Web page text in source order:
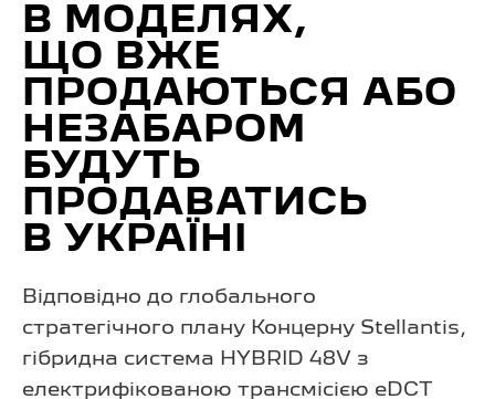
В МОДЕЛЯХ,
ЩО ВЖЕ
ПРОДАЮТЬСЯ АБО
НЕЗАБАРОМ
БУДУТЬ
ПРОДАВАТИСЬ
В УКРАЇНІ
Відповідно до глобального
стратегічного плану Концерну Stellantis,
гібридна система HYBRID 48V з
електрифікованою трансмісією eDCT